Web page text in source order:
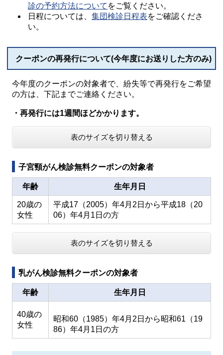
診の予約方法について をご覧ください。
日程については、集団検診日程表をご確認くださ
い。
クーポンの再発行について(今年度にお送りした方のみ)
今年度のクーポンの対象者で、紛失等で再発行をご希望
の方は、下記までご連絡ください。
・再発行には1週間ほどかかります。
表のサイズを切り替える
子宮頸がん検診無料クーポンの対象者
年齢 生年月日
20歳の
女性
平成17（2005）年4月2日から平成18（20
06）年4月1日の方
表のサイズを切り替える
乳がん検診無料クーポンの対象者
年齢 生年月日
40歳の
女性
昭和60（1985）年4月2日から昭和61（19
86）年4月1日の方